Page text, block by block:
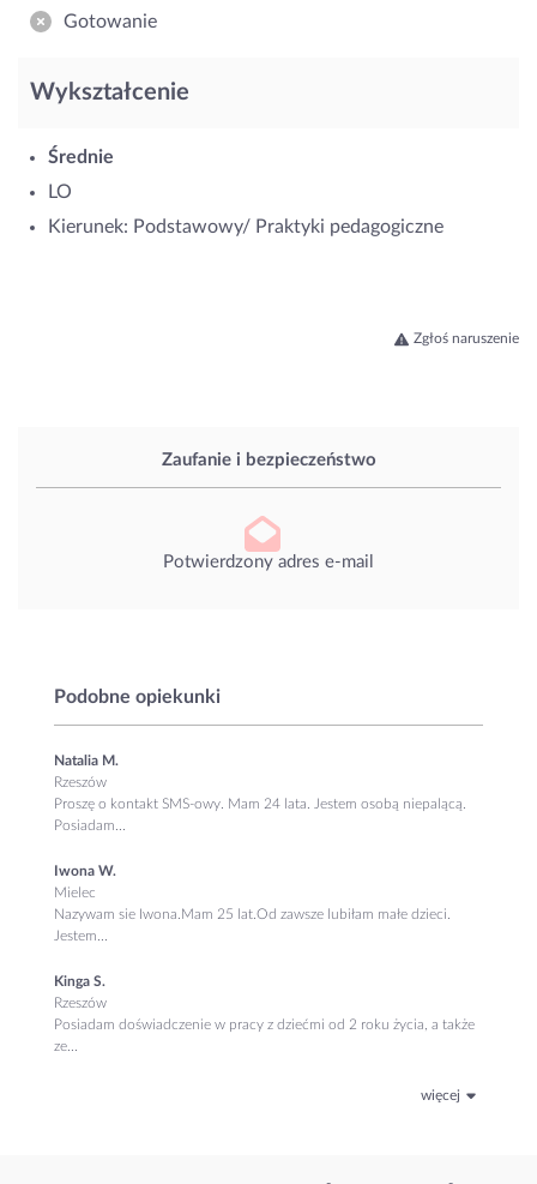
Zaufanie i bezpieczeństwo
Potwierdzony adres e-mail
Podobne opiekunki
Natalia M.
Rzeszów
Proszę o kontakt SMS-owy. Mam 24 lata. Jestem osobą niepalącą.
Posiadam...
Iwona W.
Mielec
Nazywam sie Iwona.Mam 25 lat.Od zawsze lubiłam małe dzieci.
Jestem...
Kinga S.
Rzeszów
Posiadam doświadczenie w pracy z dziećmi od 2 roku życia, a także
ze...
więcej
Gotowanie
Wykształcenie
Średnie
LO
Kierunek: Podstawowy/ Praktyki pedagogiczne
Zgłoś naruszenie